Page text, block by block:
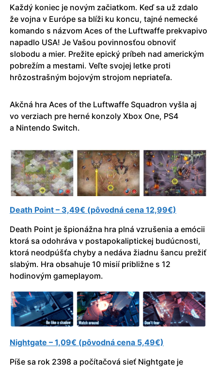
Každý koniec je novým začiatkom. Keď sa už zdalo
že vojna v Európe sa blíži ku koncu, tajné nemecké
komando s názvom Aces of the Luftwaffe prekvapivo
napadlo USA! Je Vašou povinnosťou obnoviť
slobodu a mier. Prežite epický príbeh nad americkým
pobrežím a mestami. Veľte svojej letke proti
hrôzostrašným bojovým strojom nepriateľa.
Akčná hra Aces of the Luftwaffe Squadron vyšla aj
vo verziach pre herné konzoly Xbox One, PS4
a Nintendo Switch.
Death Point – 3,49€ (pôvodná cena 12,99€)
Death Point je špionážna hra plná vzrušenia a emócii
ktorá sa odohráva v postapokaliptickej budúcnosti,
ktorá neodpúšťa chyby a nedáva žiadnu šancu prežiť
slabým. Hra obsahuje 10 misií približne s 12
hodinovým gameplayom.
Nightgate – 1,09€ (pôvodná cena 5,49€)
Píše sa rok 2398 a počítačová sieť Nightgate je